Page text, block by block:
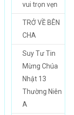
vui trọn vẹn
TRỞ VỀ BÊN
CHA
Suy Tư Tin
Mừng Chúa
Nhật 13
Thường Niên
A